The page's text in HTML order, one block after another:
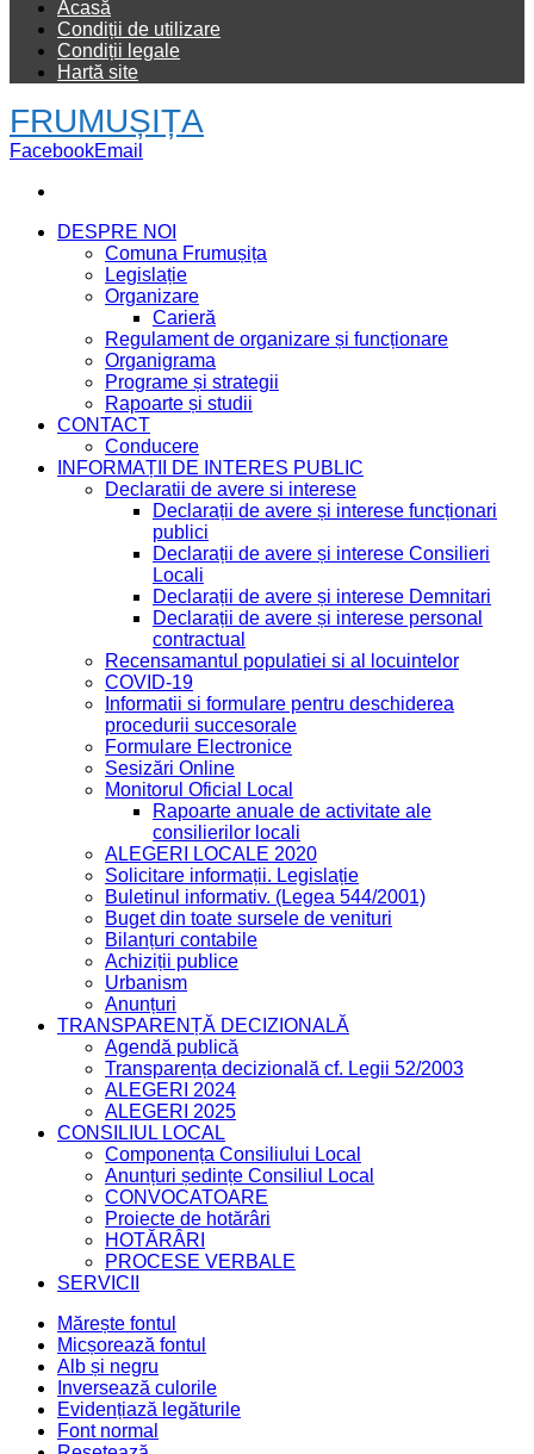
Acasă
Condiții de utilizare
Condiții legale
Hartă site
FRUMUȘIȚA
FacebookEmail
DESPRE NOI
Comuna Frumușița
Legislație
Organizare
Carieră
Regulament de organizare și funcționare
Organigrama
Programe și strategii
Rapoarte și studii
CONTACT
Conducere
INFORMAȚII DE INTERES PUBLIC
Declaratii de avere si interese
Declarații de avere și interese funcționari
publici
Declarații de avere și interese Consilieri
Locali
Declarații de avere și interese Demnitari
Declarații de avere și interese personal
contractual
Recensamantul populatiei si al locuintelor
COVID-19
Informatii si formulare pentru deschiderea
procedurii succesorale
Formulare Electronice
Sesizări Online
Monitorul Oficial Local
Rapoarte anuale de activitate ale
consilierilor locali
ALEGERI LOCALE 2020
Solicitare informații. Legislație
Buletinul informativ. (Legea 544/2001)
Buget din toate sursele de venituri
Bilanțuri contabile
Achiziții publice
Urbanism
Anunțuri
TRANSPARENȚĂ DECIZIONALĂ
Agendă publică
Transparența decizională cf. Legii 52/2003
ALEGERI 2024
ALEGERI 2025
CONSILIUL LOCAL
Componența Consiliului Local
Anunțuri ședințe Consiliul Local
CONVOCATOARE
Proiecte de hotărâri
HOTĂRÂRI
PROCESE VERBALE
SERVICII
Mărește fontul
Micșorează fontul
Alb și negru
Inversează culorile
Evidențiază legăturile
Font normal